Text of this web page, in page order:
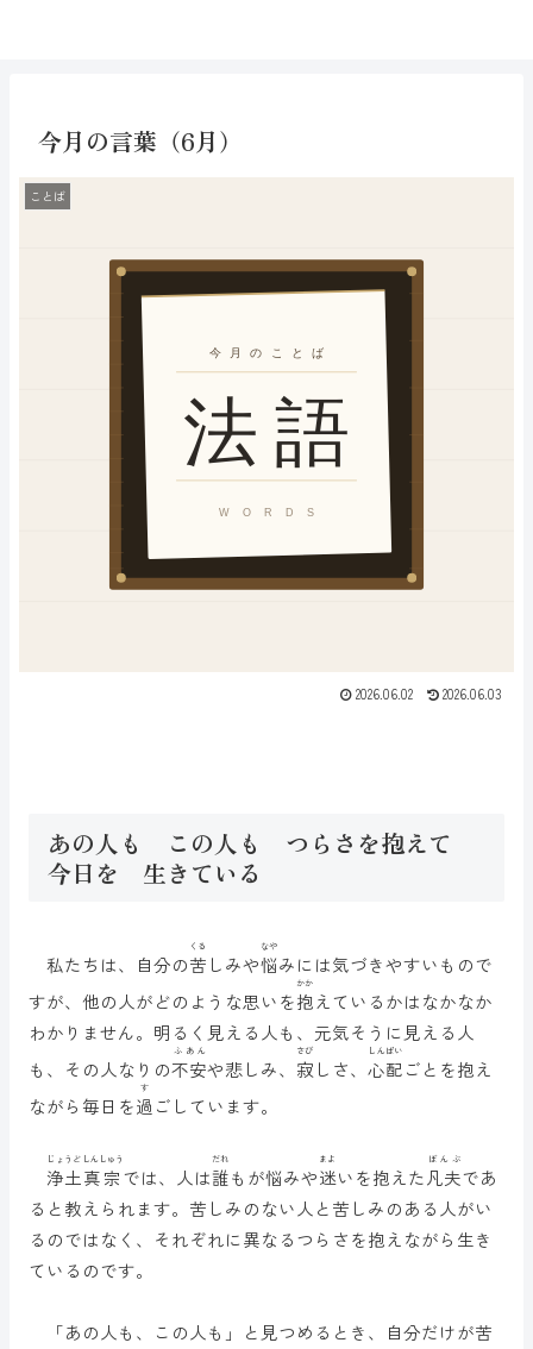
今月の言葉（6月）
ことば
2026.06.02 2026.06.03
あの人も この人も つらさを抱えて
今日を 生きている
私たちは、自分の苦
くる
しみや悩
なや
みには気づきやすいもので
すが、他の人がどのような思いを抱
かか
えているかはなかなか
わかりません。明るく見える人も、元気そうに見える人
も、その人なりの不安
ふあん
や悲しみ、 寂
さび
しさ、 心配
しんぱい
ごとを抱え
ながら毎日を過
す
ごしています。
浄土
じょうど
真宗
しんしゅう
では、人は誰
だれ
もが悩みや迷
まよ
いを抱えた凡夫
ぼんぶ
であ
ると教えられます。苦しみのない人と苦しみのある人がい
るのではなく、それぞれに異なるつらさを抱えながら生き
ているのです。
「あの人も、この人も」と見つめるとき、自分だけが苦